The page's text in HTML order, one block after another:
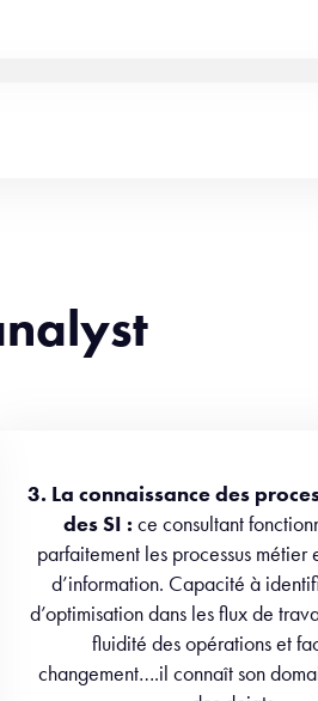
3. La connaissance des
des SI : ce consultant
parfaitement les processus métier
d’information. Capacité à
d’optimisation dans les flux de
fluidité des opérations et
changement….il connaît son